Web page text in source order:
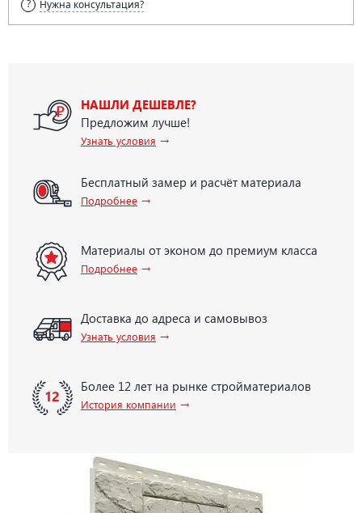
Нужна консультация?
НАШЛИ ДЕШЕВЛЕ?
Предложим лучше!
Узнать условия →
Бесплатный замер и расчёт материала
Подробнее →
Материалы от эконом до премиум класса
Подробнее →
Доставка до адреса и самовывоз
Узнать условия →
Более 12 лет на рынке стройматериалов
История компании →